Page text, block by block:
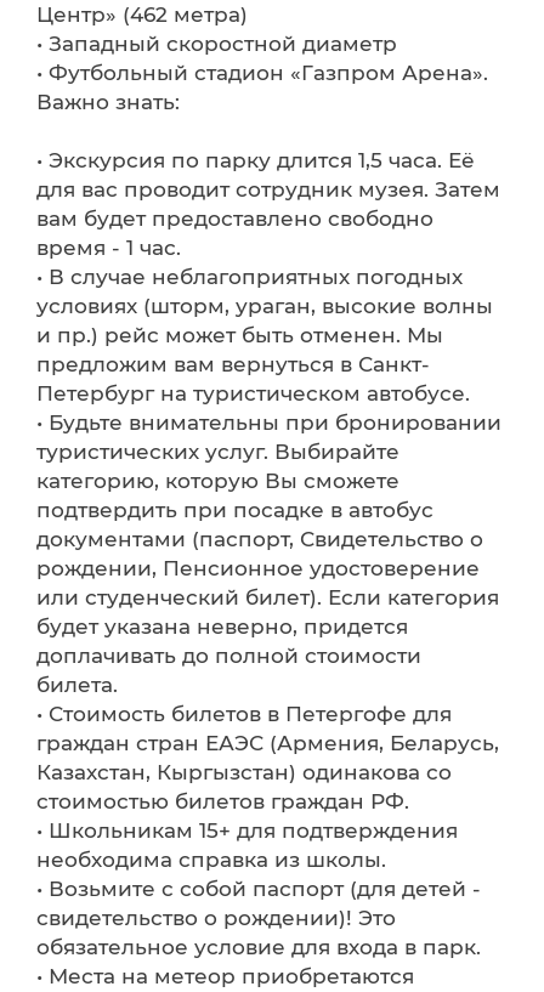
Центр» (462 метра)
• Западный скоростной диаметр
• Футбольный стадион «Газпром Арена».
Важно знать:
• Экскурсия по парку длится 1,5 часа. Её
для вас проводит сотрудник музея. Затем
вам будет предоставлено свободно
время - 1 час.
• В случае неблагоприятных погодных
условиях (шторм, ураган, высокие волны
и пр.) рейс может быть отменен. Мы
предложим вам вернуться в Санкт-
Петербург на туристическом автобусе.
• Будьте внимательны при бронировании
туристических услуг. Выбирайте
категорию, которую Вы сможете
подтвердить при посадке в автобус
документами (паспорт, Свидетельство о
рождении, Пенсионное удостоверение
или студенческий билет). Если категория
будет указана неверно, придется
доплачивать до полной стоимости
билета.
• Стоимость билетов в Петергофе для
граждан стран ЕАЭС (Армения, Беларусь,
Казахстан, Кыргызстан) одинакова со
стоимостью билетов граждан РФ.
• Школьникам 15+ для подтверждения
необходима справка из школы.
• Возьмите с собой паспорт (для детей -
свидетельство о рождении)! Это
обязательное условие для входа в парк.
• Места на метеор приобретаются